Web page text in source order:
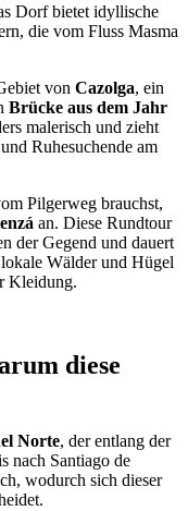
Dorf bietet idyllische
die vom Fluss Masma
von Cazolga, ein
Brücke aus dem Jahr
malerisch und zieht
Ruhesuchende am
Pilgerweg brauchst,
an. Diese Rundtour
der Gegend und dauert
Wälder und Hügel
Kleidung.
diese
Norte, der entlang der
nach Santiago de
wodurch sich dieser